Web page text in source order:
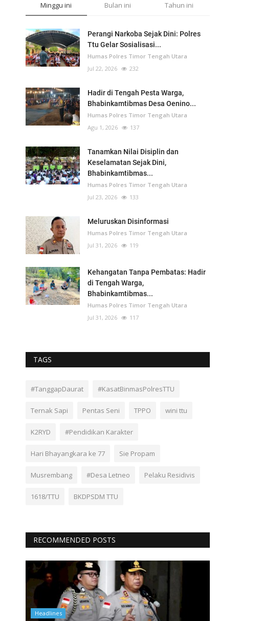
Minggu ini Bulan ini Tahun ini
Perangi Narkoba Sejak Dini: Polres
Ttu Gelar Sosialisasi...
Humas Polres Timor Tengah Utara
Jul 22, 2026
232
Hadir di Tengah Pesta Warga,
Bhabinkamtibmas Desa Oenino...
Humas Polres Timor Tengah Utara
Agu 1, 2026
137
Tanamkan Nilai Disiplin dan
Keselamatan Sejak Dini,
Bhabinkamtibmas...
Humas Polres Timor Tengah Utara
Jul 23, 2026
133
Meluruskan Disinformasi
Humas Polres Timor Tengah Utara
Jul 31, 2026
119
Kehangatan Tanpa Pembatas: Hadir
di Tengah Warga,
Bhabinkamtibmas...
Humas Polres Timor Tengah Utara
Jul 31, 2026
117
TAGS
#TanggapDaurat #KasatBinmasPolresTTU
Ternak Sapi Pentas Seni TPPO wini ttu
K2RYD #Pendidikan Karakter
Hari Bhayangkara ke 77 Sie Propam
Musrembang #Desa Letneo Pelaku Residivis
1618/TTU BKDPSDM TTU
RECOMMENDED POSTS
Headlines